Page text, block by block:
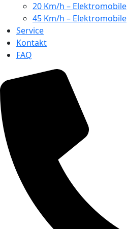
20 Km/h – Elektromobile
45 Km/h – Elektromobile
Service
Kontakt
FAQ